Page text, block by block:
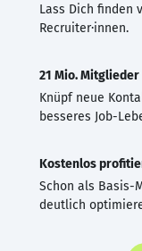
Lass Dich finden
Recruiter·innen.
21 Mio. Mitglieder
Knüpf neue
besseres Job-
Kostenlos
Schon als Basis-
deutlich